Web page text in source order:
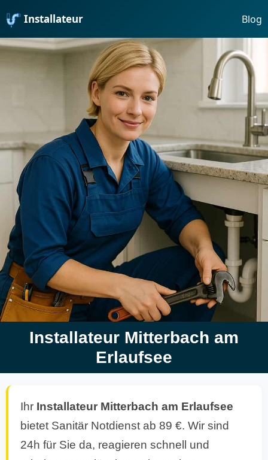
Installateur Blog
Installateur Mitterbach am
Erlaufsee
Ihr Installateur Mitterbach am Erlaufsee
bietet Sanitär Notdienst ab 89 €. Wir sind
24h für Sie da, reagieren schnell und